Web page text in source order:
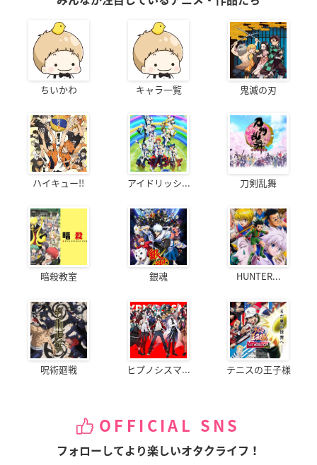
ちいかわ キャラ一覧 鬼滅の刃
ハイキュー!! アイドリッシ... 刀剣乱舞
暗殺教室 銀魂 HUNTER...
呪術廻戦 ヒプノシスマ... テニスの王子様
OFFICIAL SNS
フォローしてより楽しいオタクライフ！